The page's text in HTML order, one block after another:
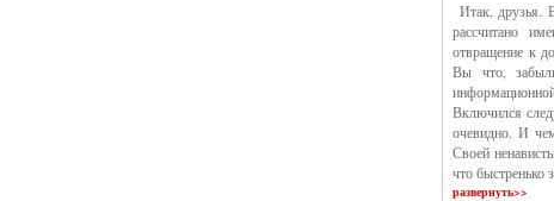
Итак, друзья.
рассчитано
отвращение к
Вы что,
Включился
очевидно. И
Своей
что быстренько
развернуть>>